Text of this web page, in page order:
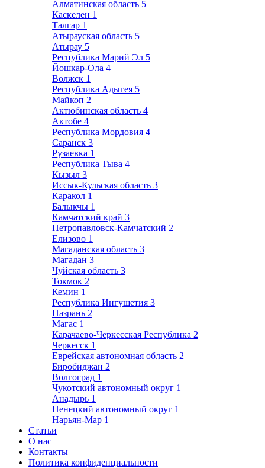
Алматинская область 5
Каскелен 1
Талгар 1
Атырауская область 5
Атырау 5
Республика Марий Эл 5
Йошкар-Ола 4
Волжск 1
Республика Адыгея 5
Майкоп 2
Актюбинская область 4
Актобе 4
Республика Мордовия 4
Саранск 3
Рузаевка 1
Республика Тыва 4
Кызыл 3
Иссык-Кульская область 3
Каракол 1
Балыкчы 1
Камчатский край 3
Петропавловск-Камчатский 2
Елизово 1
Магаданская область 3
Магадан 3
Чуйская область 3
Токмок 2
Кемин 1
Республика Ингушетия 3
Назрань 2
Магас 1
Карачаево-Черкесская Республика 2
Черкесск 1
Еврейская автономная область 2
Биробиджан 2
Волгоград 1
Чукотский автономный округ 1
Анадырь 1
Ненецкий автономный округ 1
Нарьян-Мар 1
Статьи
О нас
Контакты
Политика конфиденциальности